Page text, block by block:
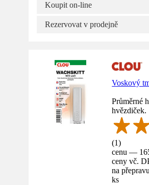
Koupit on-line
Rezervovat v prodejně
Voskový
Průměrné
hvězdiček.
(1)
cenu —
ceny vč.
na
ks